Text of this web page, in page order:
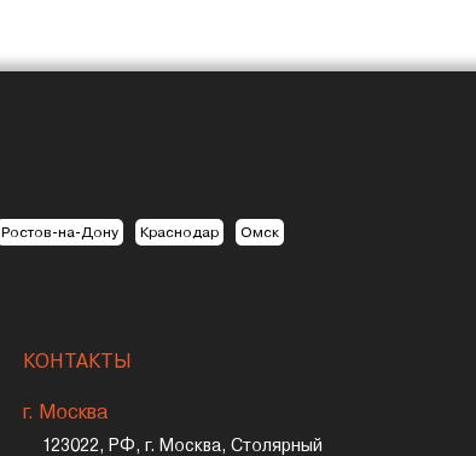
Ростов-на-Дону Краснодар Омск
КОНТАКТЫ
г. Москва
123022, РФ, г. Москва, Столярный